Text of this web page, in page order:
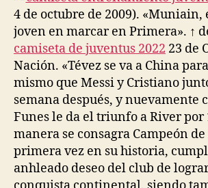
4 de octubre de 2009). «Muniain,
joven en marcar en Primera». ↑
camiseta de juventus 2022 23 de
Nación. «Tévez se va a China
mismo que Messi y Cristiano
semana después, y nuevamente
Funes le da el triunfo a River por
manera se consagra Campeón
primera vez en su historia,
anhleado deseo del club de